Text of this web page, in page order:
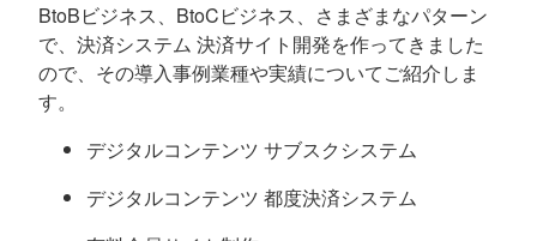
BtoBビジネス、BtoCビジネス、さまざまなパターン
で、決済システム 決済サイト開発を作ってきました
ので、その導入事例業種や実績についてご紹介しま
す。
デジタルコンテンツ サブスクシステム
デジタルコンテンツ 都度決済システム